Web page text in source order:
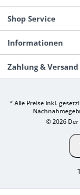
Shop Service
Informationen
Zahlung & Versand
* Alle Preise inkl.
© 2026 Der